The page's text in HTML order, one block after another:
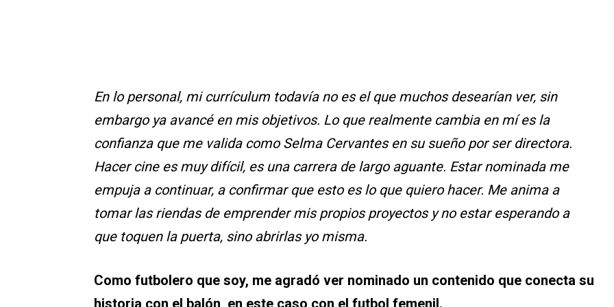
En lo personal, mi currículum todavía no es el que muchos desearían ver, sin
embargo ya avancé en mis objetivos. Lo que realmente cambia en mí es la
confianza que me valida como Selma Cervantes en su sueño por ser directora.
Hacer cine es muy difícil, es una carrera de largo aguante. Estar nominada me
empuja a continuar, a confirmar que esto es lo que quiero hacer. Me anima a
tomar las riendas de emprender mis propios proyectos y no estar esperando a
que toquen la puerta, sino abrirlas yo misma.
Como futbolero que soy, me agradó ver nominado un contenido que conecta su